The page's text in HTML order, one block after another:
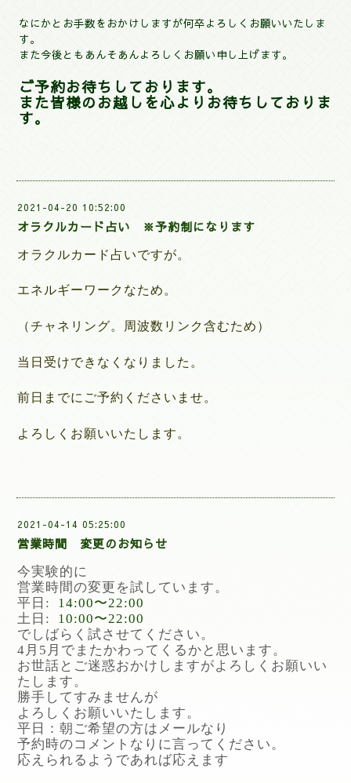
なにかとお手数をおかけしますが何卒よろしくお願いいたしま
す。
また今後ともあんそあんよろしくお願い申し上げます。
ご予約お待ちしております。
また皆様のお越しを心よりお待ちしておりま
す。
2021-04-20 10:52:00
オラクルカード占い ※予約制になります
オラクルカード占いですが。
エネルギーワークなため。
（チャネリング。周波数リンク含むため）
当日受けできなくなりました。
前日までにご予約くださいませ。
よろしくお願いいたします。
2021-04-14 05:25:00
営業時間 変更のお知らせ
今実験的に
営業時間の変更を試しています。
平日: 14:00〜22:00
土日: 10:00〜22:00
でしばらく試させてください。
4月5月でまたかわってくるかと思います。
お世話とご迷惑おかけしますがよろしくお願いい
たします。
勝手してすみませんが
よろしくお願いいたします。
平日：朝ご希望の方はメールなり
予約時のコメントなりに言ってください。
応えられるようであれば応えます